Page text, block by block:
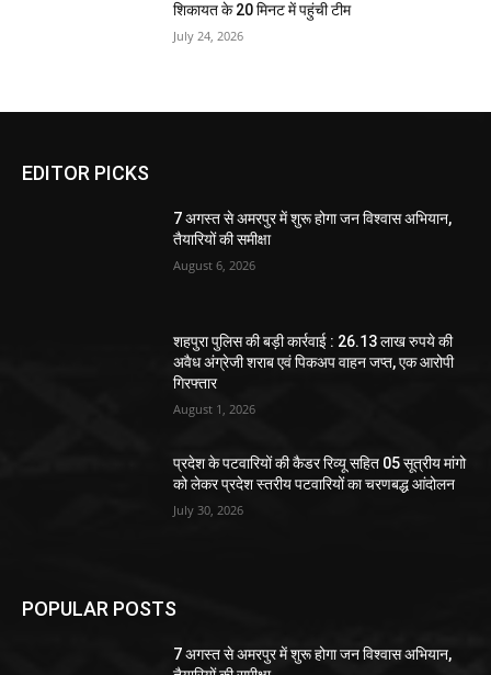
शिकायत के 20 मिनट में पहुंची टीम
July 24, 2026
EDITOR PICKS
7 अगस्त से अमरपुर में शुरू होगा जन विश्वास अभियान,
तैयारियों की समीक्षा
August 6, 2026
शहपुरा पुलिस की बड़ी कार्रवाई : 26.13 लाख रुपये की
अवैध अंग्रेजी शराब एवं पिकअप वाहन जप्त, एक आरोपी
गिरफ्तार
August 1, 2026
प्रदेश के पटवारियों की कैडर रिव्यू सहित 05 सूत्रीय मांगो
को लेकर प्रदेश स्तरीय पटवारियों का चरणबद्ध आंदोलन
July 30, 2026
POPULAR POSTS
7 अगस्त से अमरपुर में शुरू होगा जन विश्वास अभियान,